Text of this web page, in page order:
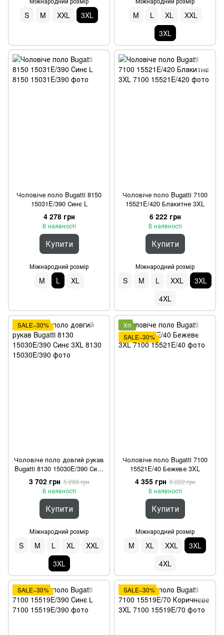
S M XXL 3XL M L XL
XXL
3XL
Чоловіче поло Bugatti 8150
15031E/390 Синє L
4 278 грн
В наявності
Купити
Міжнародний розмір
M L XL
Чоловіче поло Bugatti 7100
15521E/420 Блакитне 3XL
6 222 грн
В наявності
Купити
Міжнародний розмір
S M L XXL
3XL
4XL
SALE−30%
Чоловіче поло довгий рукав
Bugatti 8130 15030E/390 Синє
3XL
3 702 грн 5 289 грн
В наявності
Купити
Міжнародний розмір
S M L XL
XXL
3XL
Хіт
SALE−30%
Чоловіче поло Bugatti 7100
15521E/40 Бежеве 3XL
4 355 грн 6 222 грн
В наявності
Купити
Міжнародний розмір
M XL XXL
3XL
4XL
SALE−30% SALE−30%